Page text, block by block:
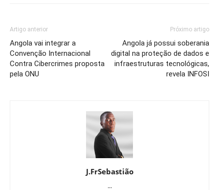
Artigo anterior
Angola vai integrar a
Convenção Internacional
Contra Cibercrimes proposta
pela ONU
Próximo artigo
Angola já possui soberania
digital na proteção de dados e
infraestruturas tecnológicas,
revela INFOSI
J.FrSebastião
...